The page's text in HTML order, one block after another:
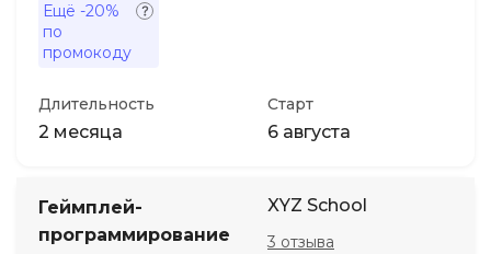
Ещё -20%
по
промокоду
Длительность
2 месяца
Старт
6 августа
Геймплей-
программирование
XYZ School
3 отзыва